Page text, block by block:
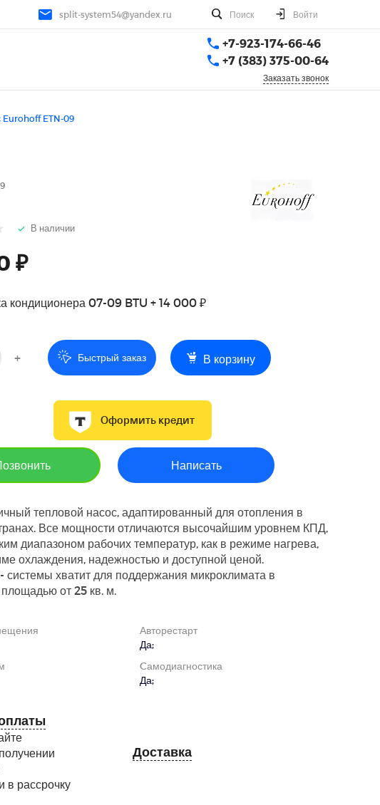
split-system54@yandex.ru Поиск Войти
+7-923-174-66-46
+7 (383) 375-00-64
Заказать звонок
Eurohoff ETN-09
В наличии
₽
кондиционера 07-09 BTU + 14 000 ₽
+ Быстрый заказ В корзину
Оформить кредит
Написать
тепловой насос, адаптированный для отопления в
Все мощности отличаются высочайшим уровнем КПД,
диапазоном рабочих температур, как в режиме нагрева,
охлаждения, надежностью и доступной ценой.
системы хватит для поддержания микроклимата в
от 25 кв. м.
Авторестарт
Да;
Cамодиагностика
Да;
в рассрочку
Доставка